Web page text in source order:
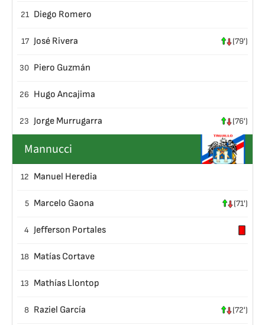
21 Diego Romero
17 José Rivera (79')
30 Piero Guzmán
26 Hugo Ancajima
23 Jorge Murrugarra (76')
Mannucci
12 Manuel Heredia
5 Marcelo Gaona (71')
4 Jefferson Portales
18 Matías Cortave
13 Mathías Llontop
8 Raziel García (72')